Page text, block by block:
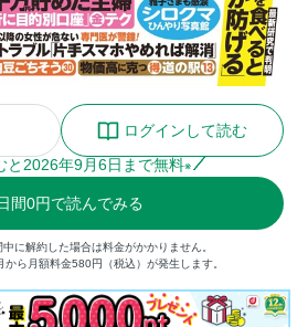
ログインして読む
と 2026年9月6日まで無料※
間0円で読んでみる
に解約した場合は料金がかかりません。
ら月額料金580円（税込）が発生します。